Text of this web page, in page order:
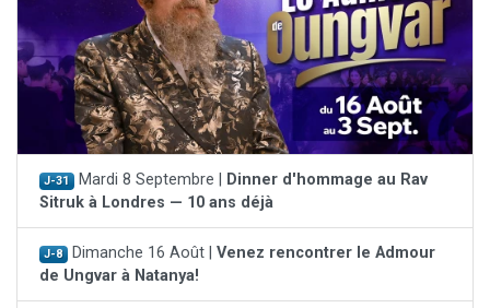
J-31 Mardi 8 Septembre |
Dinner d'hommage au Rav
Sitruk à Londres — 10 ans déjà
J-8 Dimanche 16 Août | Venez rencontrer le Admour
de Ungvar à Natanya!